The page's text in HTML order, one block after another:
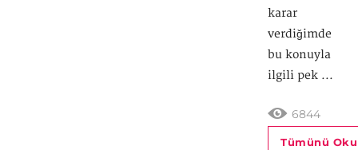
karar
verdiğimde
bu konuyla
ilgili pek ...
6844
Tümünü Oku